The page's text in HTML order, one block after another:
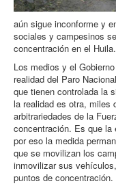
aún sigue inconforme y
sociales y campesinos
concentración en el Huila.
Los medios y el
realidad del Paro
que tienen controlada la
la realidad es otra, miles
arbitrariedades de la
concentración. Es que la
por eso la medida
que se movilizan los
inmovilizar sus
puntos de concentración.